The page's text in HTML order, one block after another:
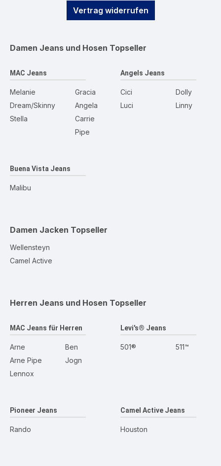
Vertrag widerrufen
Damen Jeans und Hosen Topseller
MAC Jeans
Melanie
Dream/Skinny
Stella
Gracia
Angela
Carrie
Pipe
Angels Jeans
Cici
Luci
Dolly
Linny
Buena Vista Jeans
Malibu
Damen Jacken Topseller
Wellensteyn
Camel Active
Herren Jeans und Hosen Topseller
MAC Jeans für Herren
Arne
Arne Pipe
Lennox
Ben
Jogn
Levi's® Jeans
501® 511™
Pioneer Jeans
Rando
Camel Active Jeans
Houston